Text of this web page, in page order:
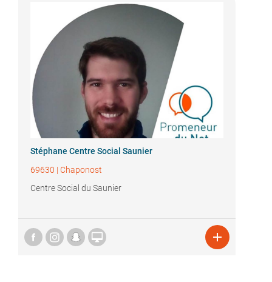
Stéphane Centre Social Saunier
69630 | Chaponost
Centre Social du Saunier
 